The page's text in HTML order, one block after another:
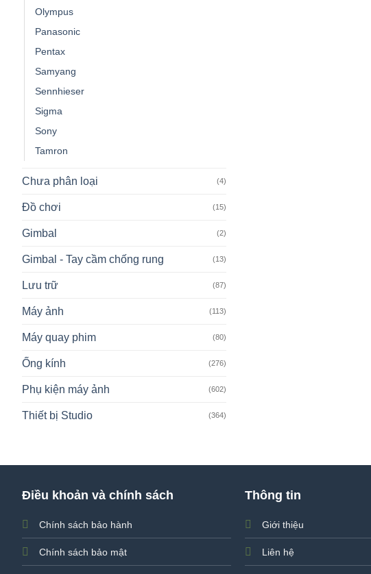
Olympus
Panasonic
Pentax
Samyang
Sennhieser
Sigma
Sony
Tamron
Chưa phân loại (4)
Đồ chơi (15)
Gimbal (2)
Gimbal - Tay cầm chống rung (13)
Lưu trữ (87)
Máy ảnh (113)
Máy quay phim (80)
Ống kính (276)
Phụ kiện máy ảnh (602)
Thiết bị Studio (364)
Điều khoản và chính sách
Chính sách bảo hành
Chính sách bảo mật
Thông tin
Giới thiệu
Liên hệ